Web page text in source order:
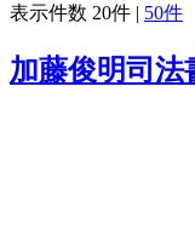
表示件数 20件 | 50件
加藤俊明司法